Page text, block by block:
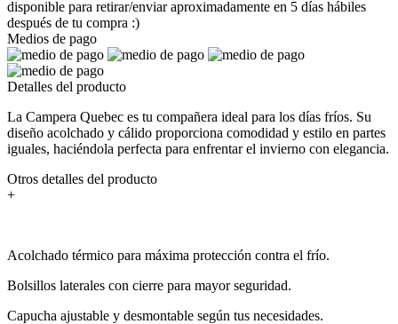
disponible para retirar/enviar aproximadamente en 5 días hábiles
después de tu compra :)
Medios de pago
Detalles del producto
La Campera Quebec es tu compañera ideal para los días fríos. Su
diseño acolchado y cálido proporciona comodidad y estilo en partes
iguales, haciéndola perfecta para enfrentar el invierno con elegancia.
Otros detalles del producto
+
Acolchado térmico para máxima protección contra el frío.
Bolsillos laterales con cierre para mayor seguridad.
Capucha ajustable y desmontable según tus necesidades.